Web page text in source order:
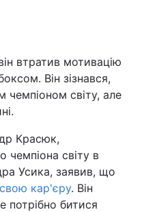
втратив мотивацію
Він зізнався,
чемпіоном світу, але
Красюк,
чемпіона світу в
Усика, заявив, що
кар'єру. Він
потрібно битися